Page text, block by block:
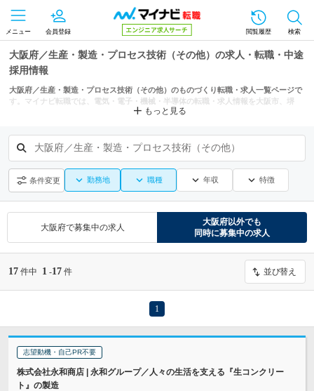
メニュー 会員登録 閲覧履歴 検索
大阪府／生産・製造・プロセス技術（その他）の求人・転職・中途
採用情報
大阪府／生産・製造・プロセス技術（その他）のものづくり転職・求人一覧ページで
す。マイナビ転職では、電気・電子・機械・半導体の転職・求人情報を大阪市、堺
市、岸和田市などの条件からも探せます。もっと見る
大阪府／生産・製造・プロセス技術（その他）
条件変更 勤務地 職種 年収 特徴
大阪府で募集中の求人
大阪府以外でも
同時に募集中の求人
17 件中 1 -17 件 並び替え
1
志望動機・自己PR不要
株式会社永和商店 | 永和グループ／人々の生活を支える『生コンクリー
ト』の製造